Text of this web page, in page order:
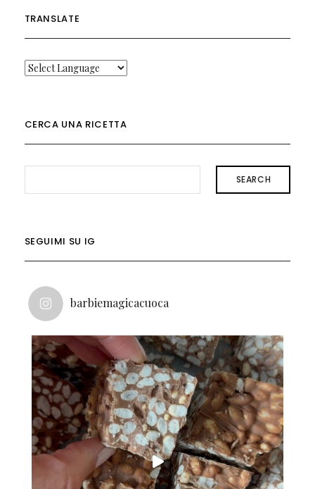
TRANSLATE
CERCA UNA RICETTA
SEARCH
SEGUIMI SU IG
barbiemagicacuoca